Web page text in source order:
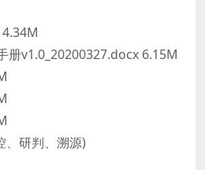
v1.0_20200327.docx 6.15M
、研判、溯源)